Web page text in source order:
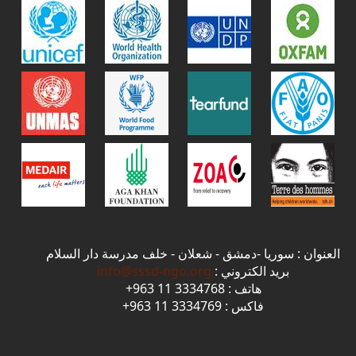
العنوان : سوريا -دمشق - شعلان - خلف مدرسة دار السلام
بريد الكتروني : info@sssd-ngo.org
هاتف : 3334768 11 963+
فاكس : 3334769 11 963+